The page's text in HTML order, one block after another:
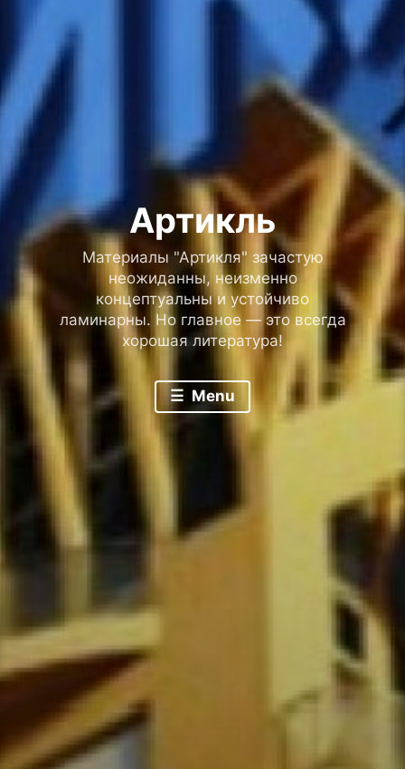
Артикль
Материалы "Артикля" зачастую
неожиданны, неизменно
концептуальны и устойчиво
ламинарны. Но главное — это всегда
хорошая литература!
Menu